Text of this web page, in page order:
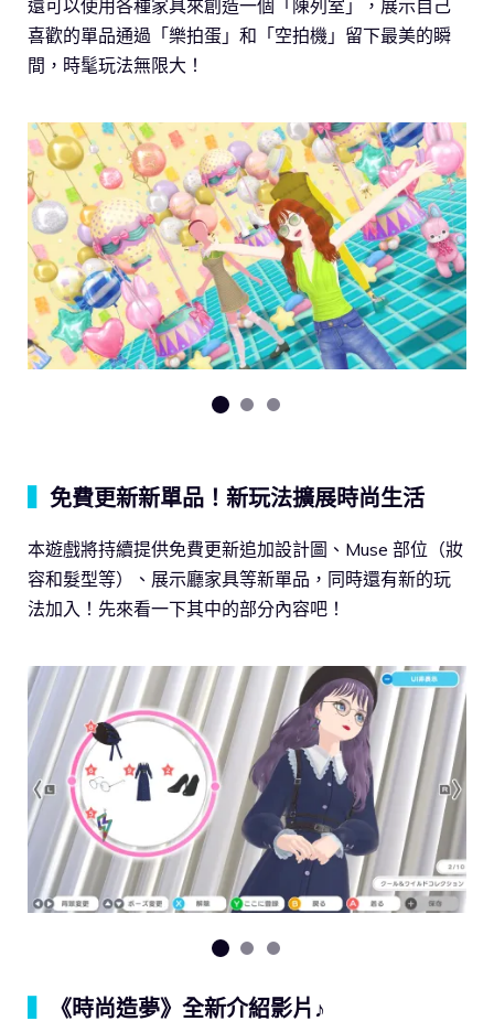
還可以使用各種家具來創造一個「陳列室」，展示自己
喜歡的單品通過「樂拍蛋」和「空拍機」留下最美的瞬
間，時髦玩法無限大！
免費更新新單品！新玩法擴展時尚生活
本遊戲將持續提供免費更新追加設計圖、Muse 部位（妝
容和髮型等）、展示廳家具等新單品，同時還有新的玩
法加入！先來看一下其中的部分內容吧！
《時尚造夢》全新介紹影片♪